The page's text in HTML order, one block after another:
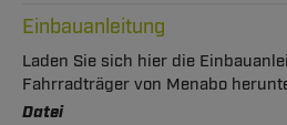
Einbauanleitung
Laden Sie sich hier die
Fahrradträger von Menabo
Datei